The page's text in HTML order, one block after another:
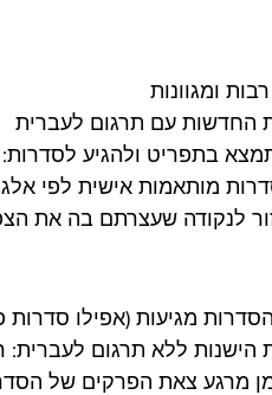
ומגוונות
החדשות עם תרגום לעברית
בתפריט ולהגיע לסדרות:
מותאמות אישית לפי
לנקודה שעצרתם בה את
מגיעות (אפילו סדרות
הישנות ללא תרגום לעברית:
מרגע צאת הפרקים של